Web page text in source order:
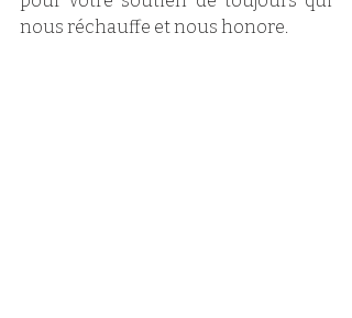
nous réchauffe et nous honore.